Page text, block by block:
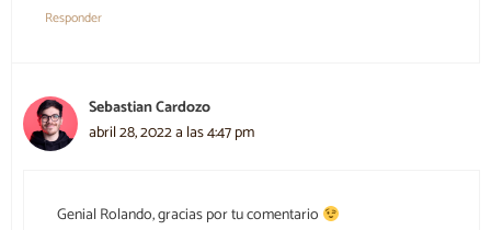
Responder
Sebastian Cardozo
abril 28, 2022 a las 4:47 pm
Genial Rolando, gracias por tu comentario